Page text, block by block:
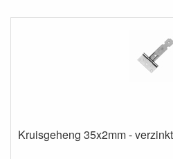
Kruisgeheng 35x2mm -